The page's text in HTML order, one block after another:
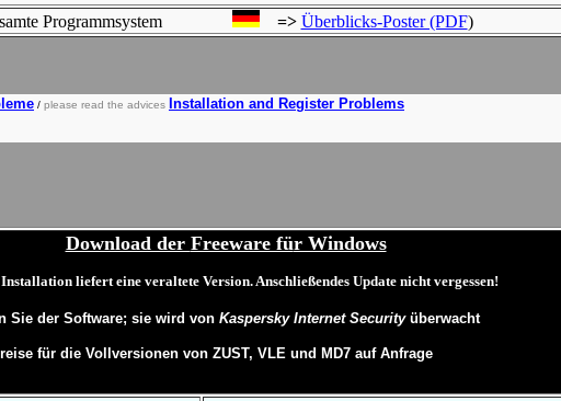
Programmsystem => Überblicks-Poster (PDF)
/ please read the advices Installation and Register Problems
Download der Freeware für Windows
liefert eine veraltete Version. Anschließendes Update nicht vergessen!
Sie der Software; sie wird vonKaspersky Internet Securityüberwacht
für die Vollversionen von ZUST, VLE und MD7 auf Anfrage